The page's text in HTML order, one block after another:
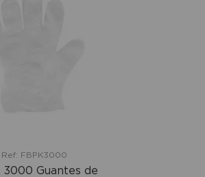
Ref: FBPK3000
3000 Guantes de